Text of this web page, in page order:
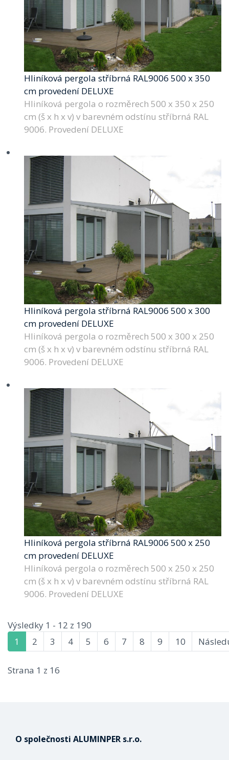
Hliníková pergola stříbrná RAL9006 500 x 350
cm provedení DELUXE
Hliníková pergola o rozměrech 500 x 350 x 250
cm (š x h x v) v barevném odstínu stříbrná RAL
9006. Provedení DELUXE
Hliníková pergola stříbrná RAL9006 500 x 300
cm provedení DELUXE
Hliníková pergola o rozměrech 500 x 300 x 250
cm (š x h x v) v barevném odstínu stříbrná RAL
9006. Provedení DELUXE
Hliníková pergola stříbrná RAL9006 500 x 250
cm provedení DELUXE
Hliníková pergola o rozměrech 500 x 250 x 250
cm (š x h x v) v barevném odstínu stříbrná RAL
9006. Provedení DELUXE
Výsledky 1 - 12 z 190
1
2 3 4 5 6 7 8 9 10
Strana 1 z 16
O společnosti ALUMINPER s.r.o.